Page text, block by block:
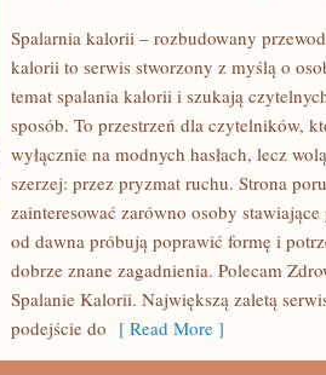
Spalarnia kalorii – rozbudowany
kalorii to serwis stworzony z myślą o
temat spalania kalorii i szukają
sposób. To przestrzeń dla czytelników,
wyłącznie na modnych hasłach, lecz
szerzej: przez pryzmat ruchu. Strona
zainteresować zarówno osoby
od dawna próbują poprawić formę i
dobrze znane zagadnienia. Polecam
Spalanie Kalorii. Największą zaletą
podejście do [ Read More ]